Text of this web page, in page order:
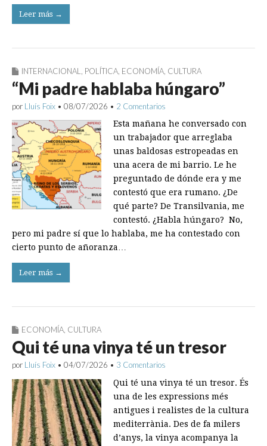
Leer más →
INTERNACIONAL POLÍTICA ECONOMÍA CULTURA
“Mi padre hablaba húngaro”
por Lluís Foix • 08/07/2026 • 2 Comentarios
Esta mañana he conversado con
un trabajador que arreglaba
unas baldosas estropeadas en
una acera de mi barrio. Le he
preguntado de dónde era y me
contestó que era rumano. ¿De
qué parte? De Transilvania, me
contestó. ¿Habla húngaro? No,
pero mi padre sí que lo hablaba, me ha contestado con
cierto punto de añoranza…
Leer más →
ECONOMÍA, CULTURA
Qui té una vinya té un tresor
por Lluís Foix • 04/07/2026 • 3 Comentarios
Qui té una vinya té un tresor. És
una de les expressions més
antigues i realistes de la cultura
mediterrània. Des de fa milers
d’anys, la vinya acompanya la